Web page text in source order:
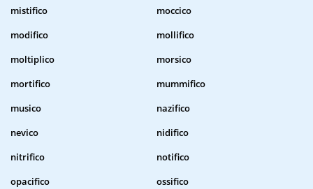
mistifico
moccico
modifico
mollifico
moltiplico
morsico
mortifico
mummifico
musico
nazifico
nevico
nidifico
nitrifico
notifico
opacifico
ossifico